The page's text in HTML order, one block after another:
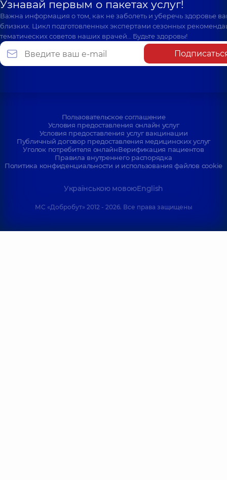
Узнавай первым о пакетах услуг!
Важна информация о том, как не заболеть и уберечь здоровье
близких. Цикл подготовленных экспертами сезонных
тематических советов наших врачей… Будьте здоровы!
Пользовательское соглашение
Условия предоставления онлайн услуг
Условия предоставления услуг вакцинации
Публичный договор предоставления медицинских услуг
Уголок потребителя онлайнВерификация пациентов
Правила внутреннего распорядка
Политика конфиденциальности и использования файлов cookie
Українською мовоюEnglish
МС «Добробут» 2012 - 2026. Все права защищены